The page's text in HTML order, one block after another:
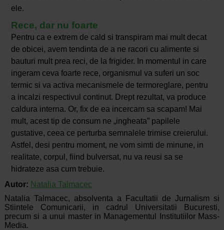
ele.
Rece, dar nu foarte
Pentru ca e extrem de cald si transpiram mai mult decat
de obicei, avem tendinta de a ne racori cu alimente si
bauturi mult prea reci, de la frigider. In momentul in care
ingeram ceva foarte rece, organismul va suferi un soc
termic si va activa mecanismele de termoreglare, pentru
a incalzi respectivul continut. Drept rezultat, va produce
caldura interna. Or, fix de ea incercam sa scapam! Mai
mult, acest tip de consum ne „ingheata” papilele
gustative, ceea ce perturba semnalele trimise creierului.
Astfel, desi pentru moment, ne vom simti de minune, in
realitate, corpul, fiind bulversat, nu va reusi sa se
hidrateze asa cum trebuie.
Autor: Natalia Talmacec
Natalia Talmacec, absolventa a Facultatii de Jurnalism si
Stiintele Comunicarii, in cadrul Universitatii Bucuresti,
precum si a unui master in Managementul Institutiilor Mass-
Media.